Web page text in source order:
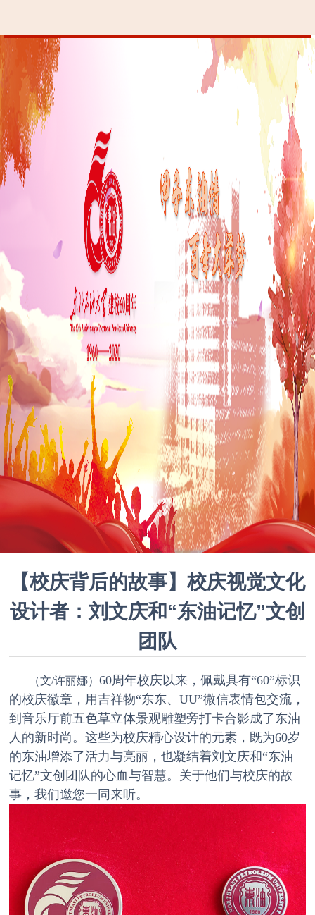
【校庆背后的故事】校庆视觉文化
设计者：刘文庆和“东油记忆”文创
团队
（文/许丽娜）60周年校庆以来，佩戴具有“60”标识
的校庆徽章，用吉祥物“东东、UU”微信表情包交流，
到音乐厅前五色草立体景观雕塑旁打卡合影成了东油
人的新时尚。这些为校庆精心设计的元素，既为60岁
的东油增添了活力与亮丽，也凝结着刘文庆和“东油
记忆”文创团队的心血与智慧。关于他们与校庆的故
事，我们邀您一同来听。